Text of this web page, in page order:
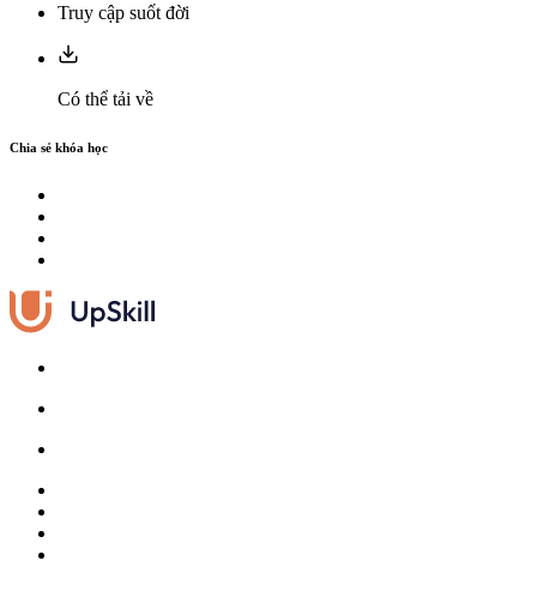
Truy cập suốt đời
Có thể tải về
Chia sẻ khóa học